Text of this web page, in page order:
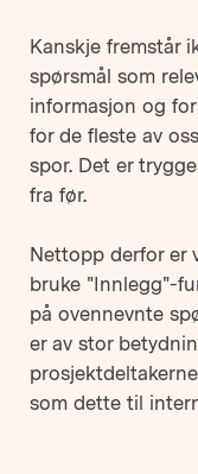
Kanskje fremstår
spørsmål som
informasjon og
for de fleste av
spor. Det er
fra før.
Nettopp derfor er
bruke "Innlegg"-
på ovennevnte
er av stor
som dette til